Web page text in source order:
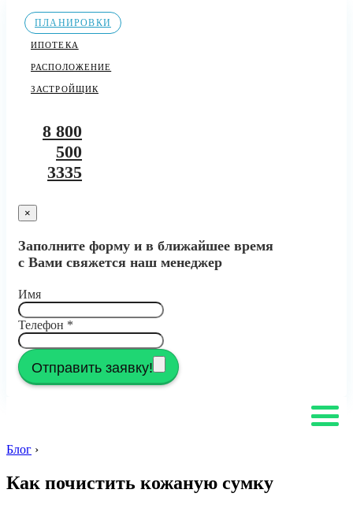
ПЛАНИРОВКИ
ИПОТЕКА
РАСПОЛОЖЕНИЕ
ЗАСТРОЙЩИК
8 800
500
3335
×
Заполните форму и в ближайшее время
с Вами свяжется наш менеджер
Имя
Телефон *
Отправить заявку!
Блог ›
Как почистить кожаную сумку